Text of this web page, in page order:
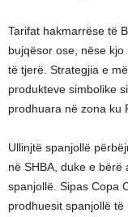
Tarifat hakmarrëse të
bujqësor ose, nëse
të tjerë. Strategjia e
produkteve simbolike
prodhuara në zona ku
Ullinjtë spanjollë
në SHBA, duke e
spanjollë. Sipas Copa
prodhuesit spanjollë